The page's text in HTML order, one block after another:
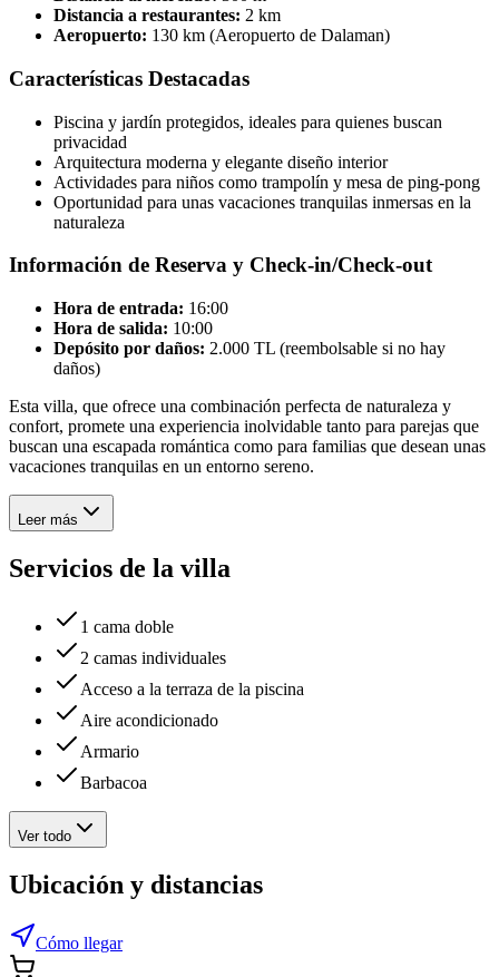
Distancia a restaurantes: 2 km
Aeropuerto: 130 km (Aeropuerto de Dalaman)
Características Destacadas
Piscina y jardín protegidos, ideales para quienes buscan
privacidad
Arquitectura moderna y elegante diseño interior
Actividades para niños como trampolín y mesa de ping-pong
Oportunidad para unas vacaciones tranquilas inmersas en la
naturaleza
Información de Reserva y Check-in/Check-out
Hora de entrada: 16:00
Hora de salida: 10:00
Depósito por daños: 2.000 TL (reembolsable si no hay
daños)
Esta villa, que ofrece una combinación perfecta de naturaleza y
confort, promete una experiencia inolvidable tanto para parejas que
buscan una escapada romántica como para familias que desean unas
vacaciones tranquilas en un entorno sereno.
Leer más
Servicios de la villa
1 cama doble
2 camas individuales
Acceso a la terraza de la piscina
Aire acondicionado
Armario
Barbacoa
Ver todo
Ubicación y distancias
Cómo llegar